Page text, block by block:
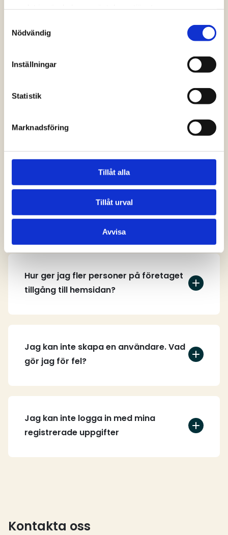
Nödvändig
Inställningar
Statistik
Marknadsföring
Tillåt alla
Tillåt urval
Avvisa
Vanliga frågor och
hemsidan?
Hur skapar jag ett användarkonto?
Hur ger jag fler personer på företaget
tillgång till hemsidan?
Jag kan inte skapa en användare. Vad
gör jag för fel?
Jag kan inte logga in med mina
registrerade uppgifter
Kontakta oss